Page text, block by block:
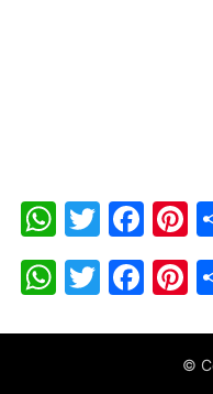
©